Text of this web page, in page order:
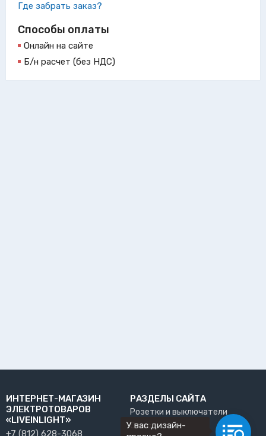
Где забрать заказ?
Способы оплаты
Онлайн на сайте
Б/н расчет (без НДС)
ИНТЕРНЕТ-МАГАЗИН
ЭЛЕКТРОТОВАРОВ
«LIVEINLIGHT»
+7 (812) 628-3068
РАЗДЕЛЫ САЙТА
Розетки и выключатели
О нас
У вас дизайн-